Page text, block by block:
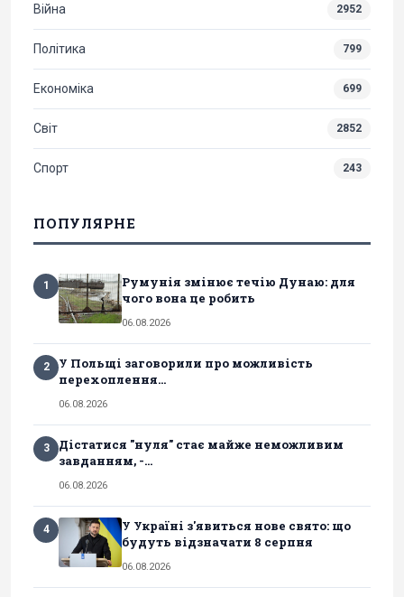
Війна 2952
Політика 799
Економіка 699
Світ 2852
Спорт 243
ПОПУЛЯРНЕ
1
Румунія змінює течію Дунаю: для
чого вона це робить
06.08.2026
2
У Польщі заговорили про можливість
перехоплення...
06.08.2026
3
Дістатися "нуля" стає майже неможливим
завданням, -...
06.08.2026
4
У Україні з'явиться нове свято: що
будуть відзначати 8 серпня
06.08.2026